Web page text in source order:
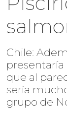
Chile:
presentaría
que al
sería
grupo de